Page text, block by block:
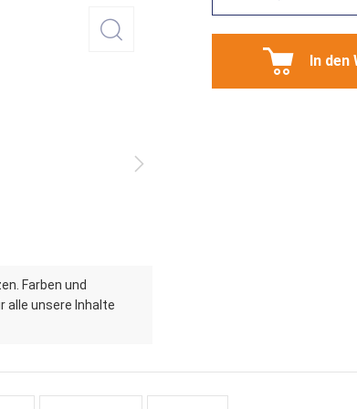
Farben und
alle unsere Inhalte
In den